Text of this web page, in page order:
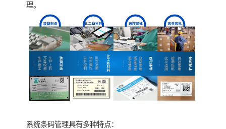
理。
系统条码管理具有多种特点：